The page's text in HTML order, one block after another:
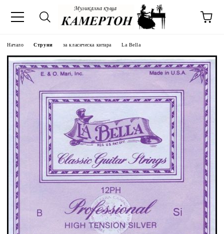
Начало Струни за класическа китара La Bella